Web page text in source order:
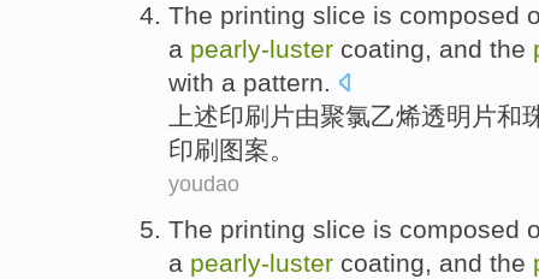
The printing slice is composed
a pearly-luster coating, and the
with a pattern.
上述印刷 片由聚氯乙烯透明 片和
印刷 图案。
youdao
The printing slice is composed
a pearly-luster coating, and the